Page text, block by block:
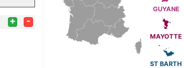
+ -
GUYANE
MAYOTTE
ST BARTH